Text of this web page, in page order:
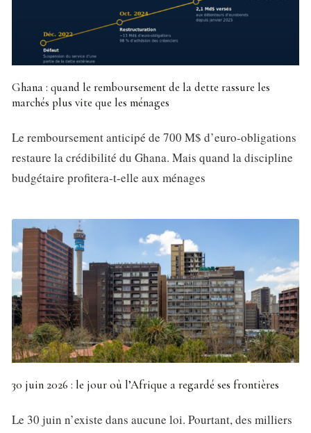
Ghana : quand le remboursement de la dette rassure les
marchés plus vite que les ménages
Le remboursement anticipé de 700 M$ d’euro-obligations
restaure la crédibilité du Ghana. Mais quand la discipline
budgétaire profitera-t-elle aux ménages
30 juin 2026 : le jour où l’Afrique a regardé ses frontières
Le 30 juin n’existe dans aucune loi. Pourtant, des milliers